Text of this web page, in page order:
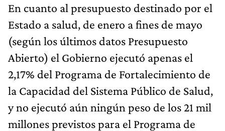
En cuanto al presupuesto destinado por el
Estado a salud, de enero a fines de mayo
(según los últimos datos Presupuesto
Abierto) el Gobierno ejecutó apenas el
2,17% del Programa de Fortalecimiento de
la Capacidad del Sistema Público de Salud,
y no ejecutó aún ningún peso de los 21 mil
millones previstos para el Programa de